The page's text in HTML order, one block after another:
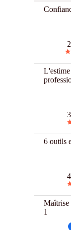
6 outils
Maîtrise
1